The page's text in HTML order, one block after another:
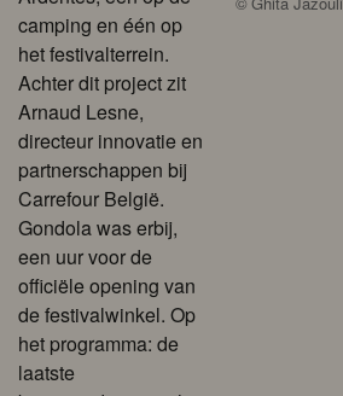
camping en één op
het festivalterrein.
Achter dit project zit
Arnaud Lesne,
directeur innovatie en
partnerschappen bij
Carrefour België.
Gondola was erbij,
een uur voor de
officiële opening van
de festivalwinkel. Op
het programma: de
laatste